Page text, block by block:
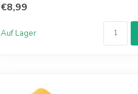
€8,99
Auf Lager